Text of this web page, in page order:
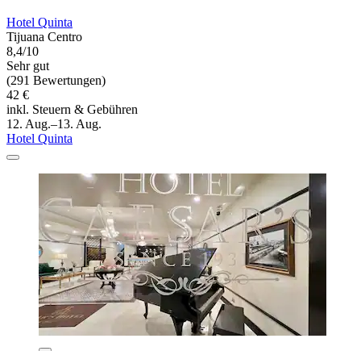
Hotel Quinta
Tijuana Centro
8,4/10
Sehr gut
(291 Bewertungen)
42 €
inkl. Steuern & Gebühren
12. Aug.–13. Aug.
Hotel Quinta